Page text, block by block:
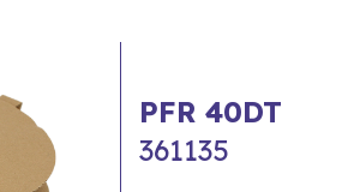
PFR 40DT
361135